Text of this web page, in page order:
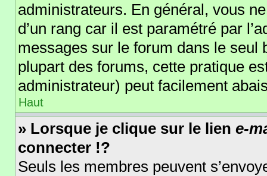
administrateurs. En général, vous
d’un rang car il est paramétré par
messages sur le forum dans le seul
plupart des forums, cette pratique
administrateur) peut facilement
Haut
» Lorsque je clique sur le lien e-
connecter !?
Seuls les membres peuvent